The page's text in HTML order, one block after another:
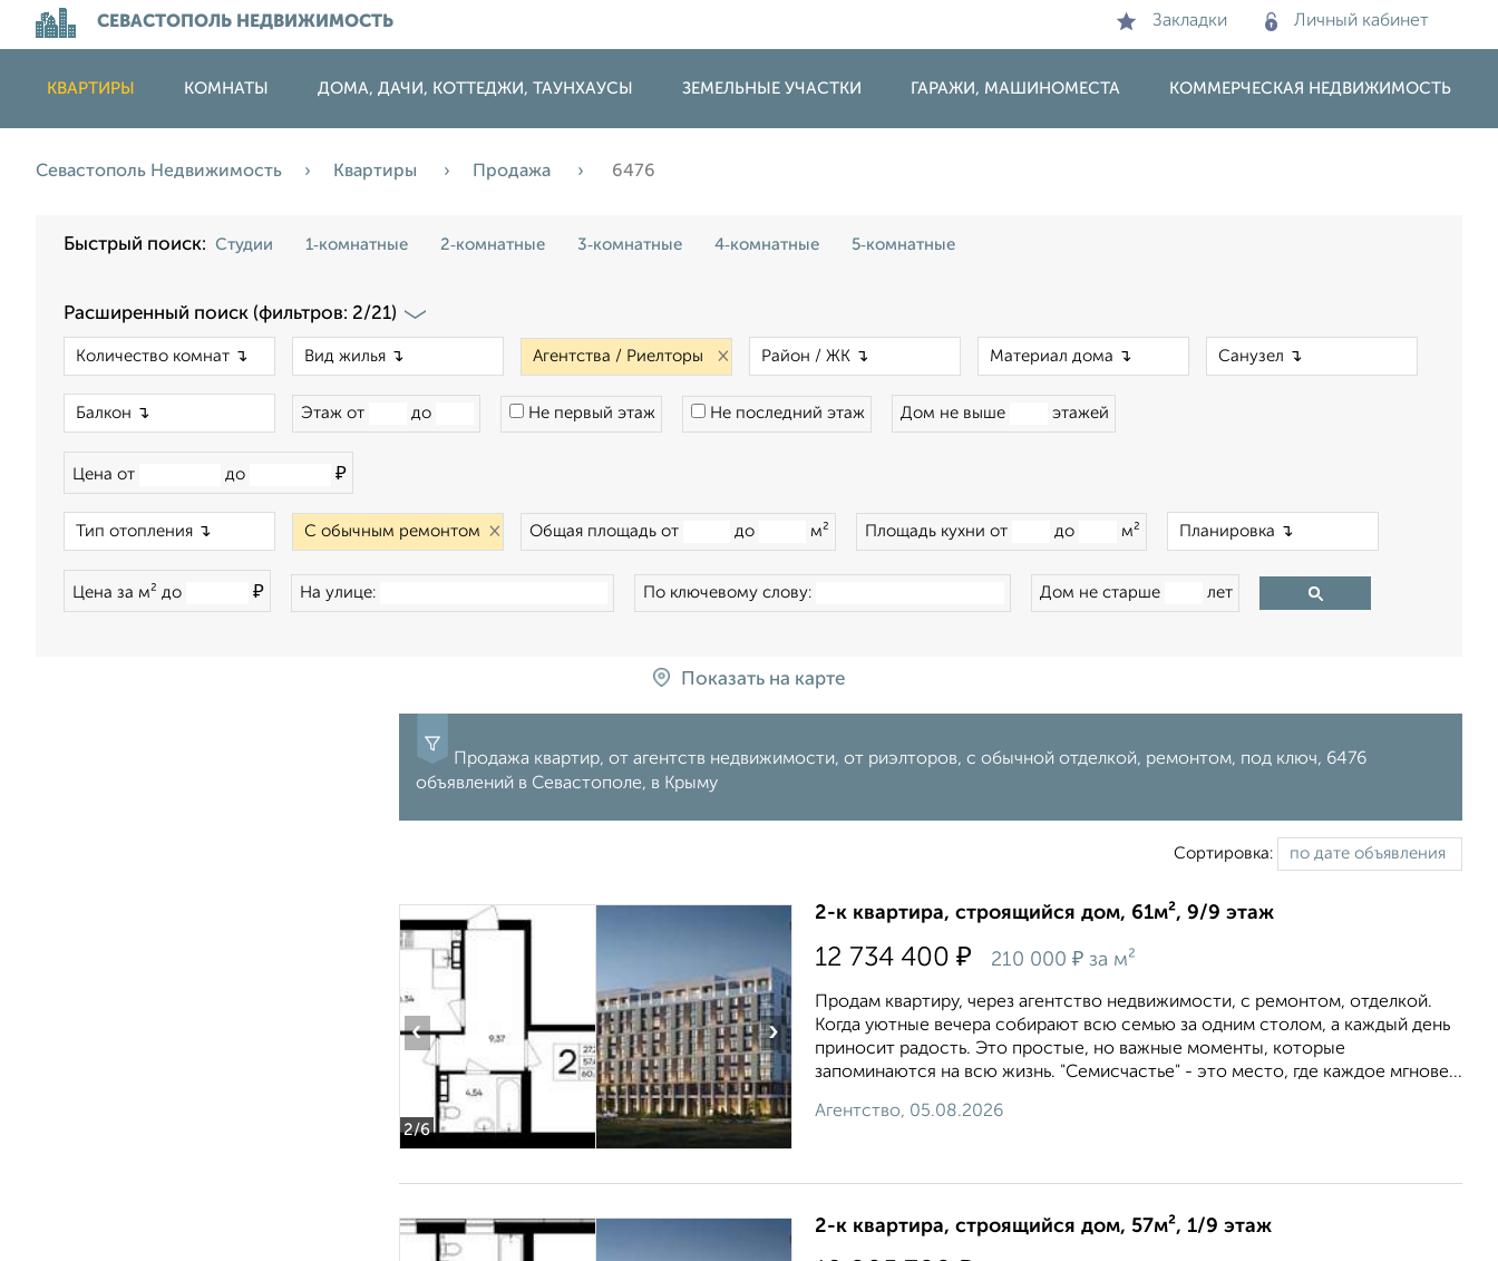
СЕВАСТОПОЛЬ НЕДВИЖИМОСТЬ Закладки Личный кабинет
КВАРТИРЫ КОМНАТЫ ДОМА, ДАЧИ, КОТТЕДЖИ, ТАУНХАУСЫ ЗЕМЕЛЬНЫЕ УЧАСТКИ ГАРАЖИ, МАШИНОМЕСТА КОММЕРЧЕСКАЯ НЕДВИЖИМОСТЬ
Севастополь Недвижимость Квартиры Продажа 6476
Быстрый поиск: Студии 1‑комнатные 2‑комнатные 3‑комнатные 4‑комнатные 5‑комнатные
Расширенный поиск (фильтров: 2/21)
×
Этаж от до Не первый этаж Не последний этаж Дом не выше этажей
Цена от до ₽
× Общая площадь от до м² Площадь кухни от до м²
Цена за м² до ₽ На улице: По ключевому слову: Дом не старше лет
Показать на карте
Продажа квартир, от агентств недвижимости, от риэлторов, с обычной отделкой, ремонтом, под ключ, 6476
объявлений в Севастополе, в Крыму
Сортировка:
2/6
‹ ›
2-к квартира, строящийся дом, 61м², 9/9 этаж
12 734 400 ₽ 210 000 ₽ за м²
Продам квартиру, через агентство недвижимости, с ремонтом, отделкой.
Когда уютные вечера собирают всю семью за одним столом, а каждый день
приносит радость. Это простые, но важные моменты, которые
запоминаются на всю жизнь. "Семисчастье" - это место, где каждое мгнове...
Агентство, 05.08.2026
2-к квартира, строящийся дом, 57м², 1/9 этаж